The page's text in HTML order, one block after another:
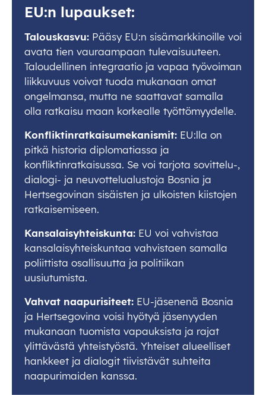
EU:n lupaukset:
Talouskasvu: Pääsy EU:n sisämarkkinoille voi
avata tien vauraampaan tulevaisuuteen.
Taloudellinen integraatio ja vapaa työvoiman
liikkuvuus voivat tuoda mukanaan omat
ongelmansa, mutta ne saattavat samalla
olla ratkaisu maan korkealle työttömyydelle.
Konfliktinratkaisumekanismit: EU:lla on
pitkä historia diplomatiassa ja
konfliktinratkaisussa. Se voi tarjota sovittelu-,
dialogi- ja neuvottelualustoja Bosnia ja
Hertsegovinan sisäisten ja ulkoisten kiistojen
ratkaisemiseen.
Kansalaisyhteiskunta: EU voi vahvistaa
kansalaisyhteiskuntaa vahvistaen samalla
poliittista osallisuutta ja politiikan
uusiutumista.
Vahvat naapurisiteet: EU-jäsenenä Bosnia
ja Hertsegovina voisi hyötyä jäsenyyden
mukanaan tuomista vapauksista ja rajat
ylittävästä yhteistyöstä. Yhteiset alueelliset
hankkeet ja dialogit tiivistävät suhteita
naapurimaiden kanssa.